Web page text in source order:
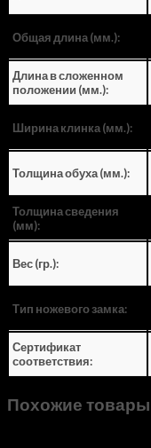
Общая длина (мм.):
Длина в сложенном
положении (мм.):
Ширина клинка (мм.):
Толщина обуха (мм.):
Толщина сведения
(мм):
Вес (гр.):
Тип ножевого замка:
Сертификат
соответствия:
Похожие товары